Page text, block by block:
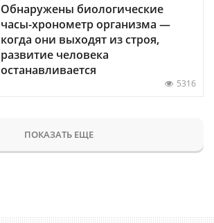
Обнаружены биологические
часы-хронометр организма —
когда они выходят из строя,
развитие человека
останавливается
5316
ПОКАЗАТЬ ЕЩЕ